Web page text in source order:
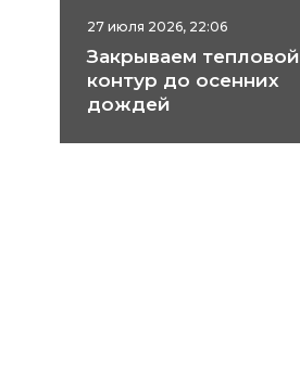
27 июля 2026, 22:06
Закрываем тепловой
контур до осенних
дождей